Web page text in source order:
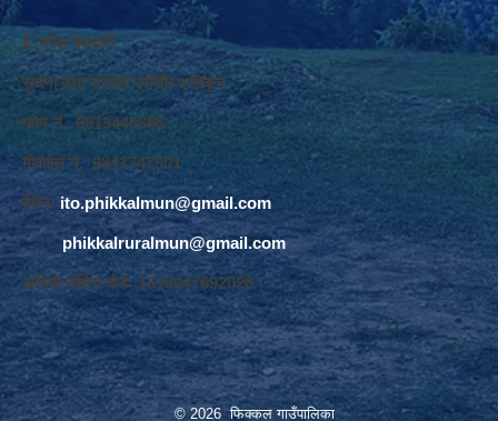
ई. नरेश बराइली
सुचना तथा सञ्‍चार प्रविधि अधिकृत
फोन नं. 9813445685
मोवाईल नं. 9843747501
ईमेलः ito.phikkalmun@gmail.com
phikkalruralmun@gmail.com
अडियो नोटिस वोर्डः 1610047692026
© 2026 फिक्कल गाउँपालिका